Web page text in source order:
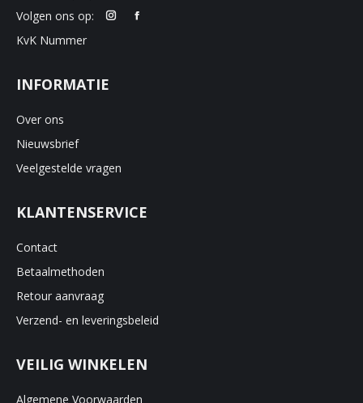
Volgen ons op:
KvK Nummer
INFORMATIE
Over ons
Nieuwsbrief
Veelgestelde vragen
KLANTENSERVICE
Contact
Betaalmethoden
Retour aanvraag
Verzend- en leveringsbeleid
VEILIG WINKELEN
Algemene Voorwaarden